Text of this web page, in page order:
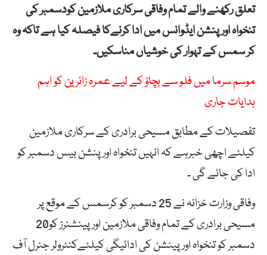
تعلق رکھنے والے تمام وفاقی سرکاری ملازمین کودسمبر کی
تنخواہ اور پنشن ایڈوانس میں ادا کرنےکا فیصلہ کیا ہے تاکہ وہ
کر سمس کے تہوار کی خوشیاں مناسکیں۔
موسم سرما میں فلو سے بچاؤ کے لیے عمرہ زائرین کو اہم
ہدایات جاری
تفصیلات کے مطابق مسیحی برادری کے سرکاری ملازمین
کیلئے اچھی خبرہے کہ انہیں تنخواہ اور پنشن بیس دسمبر کو
ادا کی جائے گی ۔
وفاقی وزارت خزانہ نے 25 دسمبر کو کرسمس کے موقع پر
مسیحی برادری کے تمام وفاقی ملازمین اور پینشنرز کو20
دسمبر کو تنخواہ اور پینشن کی ادائیگی کیلئےکنٹرولر جنرل آف